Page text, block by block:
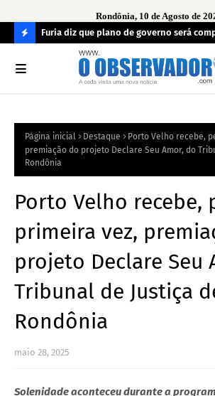
Rondônia, 10 de Agosto de
O
R
A
Furia diz que plano de governo será
o povo e definindo prioridades
Página inicial Destaque
Porto Velho recebe,
premiação do projeto Declare Seu Amor, do
Rondônia
Porto Velho recebe,
primeira vez,
projeto Declare Seu
Tribunal de Justiça
Rondônia
maio 28, 2025
Solenidade aconteceu durante a